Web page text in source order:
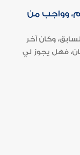
وواجب من
وكان آخر
فهل يجوز لي